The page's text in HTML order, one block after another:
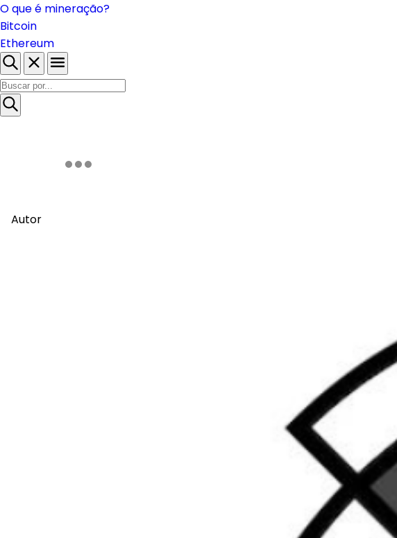
O que é mineração?
Bitcoin
Ethereum
Autor